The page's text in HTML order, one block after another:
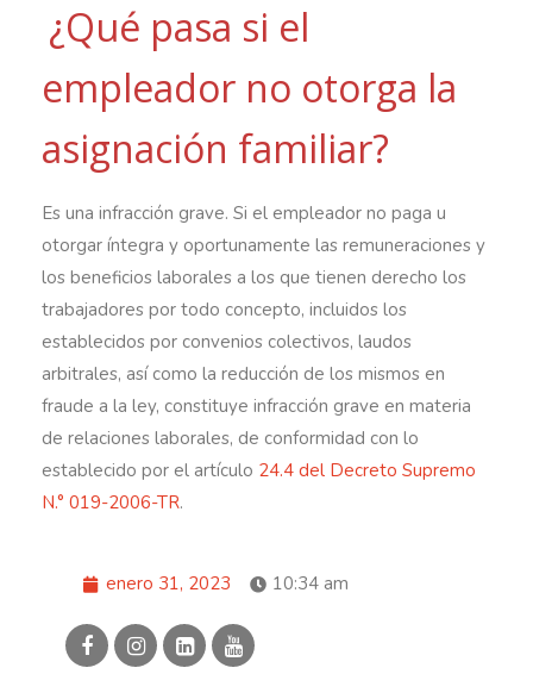
¿Qué pasa si el
empleador no otorga la
asignación familiar?
Es una infracción grave. Si el empleador no paga u
otorgar íntegra y oportunamente las remuneraciones y
los beneficios laborales a los que tienen derecho los
trabajadores por todo concepto, incluidos los
establecidos por convenios colectivos, laudos
arbitrales, así como la reducción de los mismos en
fraude a la ley, constituye infracción grave en materia
de relaciones laborales, de conformidad con lo
establecido por el artículo 24.4 del Decreto Supremo
N.° 019-2006-TR.
enero 31, 2023 10:34 am